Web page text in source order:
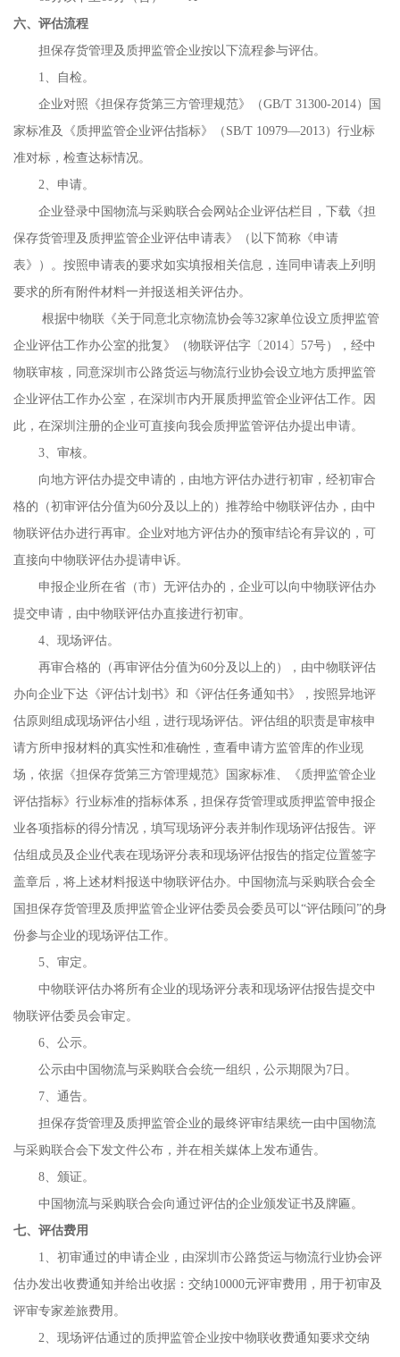
六、评估流程
担保存货管理及质押监管企业按以下流程参与评估。
1、自检。
企业对照《担保存货第三方管理规范》（GB/T 31300-2014）国
家标准及《质押监管企业评估指标》（SB/T 10979—2013）行业标
准对标，检查达标情况。
2、申请。
企业登录中国物流与采购联合会网站企业评估栏目，下载《担
保存货管理及质押监管企业评估申请表》（以下简称《申请
表》）。按照申请表的要求如实填报相关信息，连同申请表上列明
要求的所有附件材料一并报送相关评估办。
根据中物联《关于同意北京物流协会等32家单位设立质押监管
企业评估工作办公室的批复》（物联评估字〔2014〕57号），经中
物联审核，同意深圳市公路货运与物流行业协会设立地方质押监管
企业评估工作办公室，在深圳市内开展质押监管企业评估工作。因
此，在深圳注册的企业可直接向我会质押监管评估办提出申请。
3、审核。
向地方评估办提交申请的，由地方评估办进行初审，经初审合
格的（初审评估分值为60分及以上的）推荐给中物联评估办，由中
物联评估办进行再审。企业对地方评估办的预审结论有异议的，可
直接向中物联评估办提请申诉。
申报企业所在省（市）无评估办的，企业可以向中物联评估办
提交申请，由中物联评估办直接进行初审。
4、现场评估。
再审合格的（再审评估分值为60分及以上的），由中物联评估
办向企业下达《评估计划书》和《评估任务通知书》，按照异地评
估原则组成现场评估小组，进行现场评估。评估组的职责是审核申
请方所申报材料的真实性和准确性，查看申请方监管库的作业现
场，依据《担保存货第三方管理规范》国家标准、《质押监管企业
评估指标》行业标准的指标体系，担保存货管理或质押监管申报企
业各项指标的得分情况，填写现场评分表并制作现场评估报告。评
估组成员及企业代表在现场评分表和现场评估报告的指定位置签字
盖章后，将上述材料报送中物联评估办。中国物流与采购联合会全
国担保存货管理及质押监管企业评估委员会委员可以“评估顾问”的身
份参与企业的现场评估工作。
5、审定。
中物联评估办将所有企业的现场评分表和现场评估报告提交中
物联评估委员会审定。
6、公示。
公示由中国物流与采购联合会统一组织，公示期限为7日。
7、通告。
担保存货管理及质押监管企业的最终评审结果统一由中国物流
与采购联合会下发文件公布，并在相关媒体上发布通告。
8、颁证。
中国物流与采购联合会向通过评估的企业颁发证书及牌匾。
七、评估费用
1、初审通过的申请企业，由深圳市公路货运与物流行业协会评
估办发出收费通知并给出收据：交纳10000元评审费用，用于初审及
评审专家差旅费用。
2、现场评估通过的质押监管企业按中物联收费通知要求交纳